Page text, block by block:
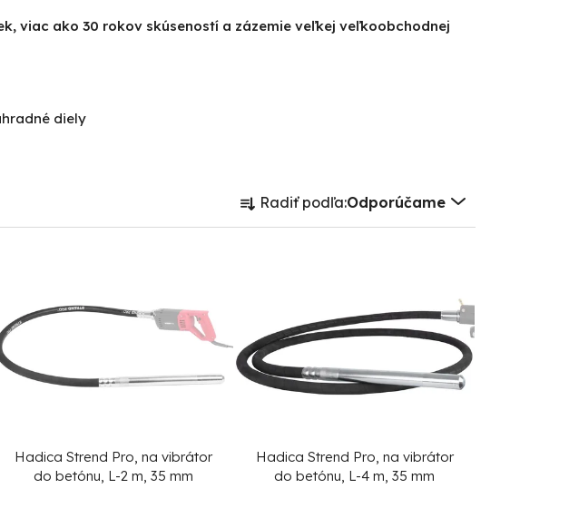
viac ako 30 rokov skúseností a zázemie veľkej veľkoobchodnej
diely
R
a
e
p
Radiť podľa:Odporúčame
Hadica Strend Pro, na vibrátor
do betónu, L-2 m, 35 mm
Hadica Strend Pro, na vibrátor
do betónu, L-4 m, 35 mm